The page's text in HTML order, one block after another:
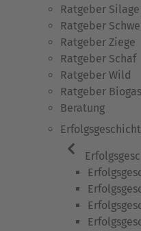
Ratgeber Silage
Ratgeber
Ratgeber Ziege
Ratgeber Schaf
Ratgeber Wild
Ratgeber Biogas
Beratung